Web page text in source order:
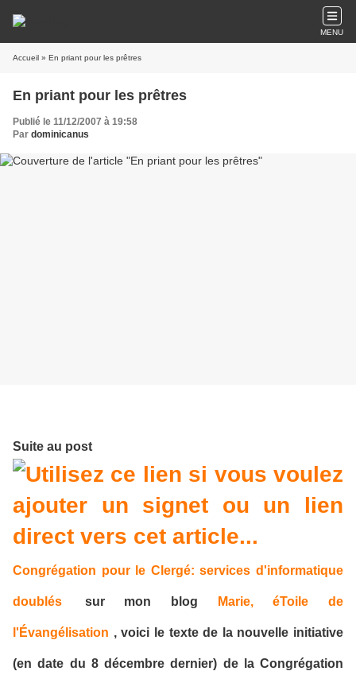
MENU
Accueil » En priant pour les prêtres
En priant pour les prêtres
Publié le 11/12/2007 à 19:58
Par dominicanus
Suite au post
Congrégation pour le Clergé: services d'informatique
doublés sur mon blog Marie, éToile de
l'Évangélisation , voici le texte de la nouvelle initiative
(en date du 8 décembre dernier) de la Congrégation